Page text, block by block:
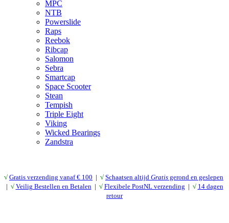
MPC
NTB
Powerslide
Raps
Reebok
Ribcap
Salomon
Sebra
Smartcap
Space Scooter
Stean
Tempish
Triple Eight
Viking
Wicked Bearings
Zandstra
√ Gratis verzending vanaf € 100 | √ Schaatsen altijd Gratis gerond en geslepen
| √ Veilig Bestellen en Betalen | √ Flexibele PostNL verzending | √ 14 dagen
retour